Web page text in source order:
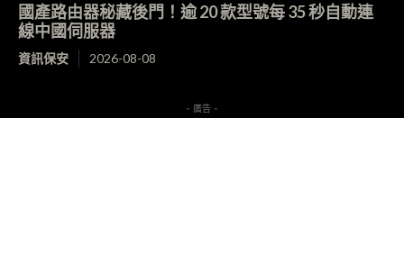
國產路由器秘藏後門！逾 20 款型號每 35 秒自動連
線中國伺服器
資訊保安 2026-08-08
- 廣告 -